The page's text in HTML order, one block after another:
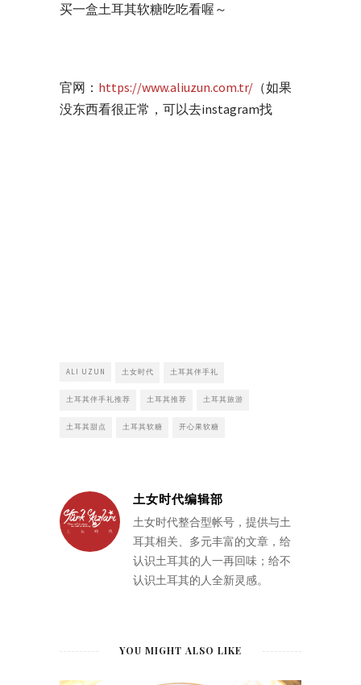
买一盒土耳其软糖吃吃看喔～
官网： https://www.aliuzun.com.tr/ （如果
没东西看很正常，可以去instagram找
ALI UZUN 土女时代 土耳其伴手礼
土耳其伴手礼推荐 土耳其推荐 土耳其旅游
土耳其甜点 土耳其软糖 开心果软糖
土女时代编辑部
土女时代整合型帐号，提供与土
耳其相关、多元丰富的文章，给
认识土耳其的人一再回味；给不
认识土耳其的人全新灵感。
YOU MIGHT ALSO LIKE